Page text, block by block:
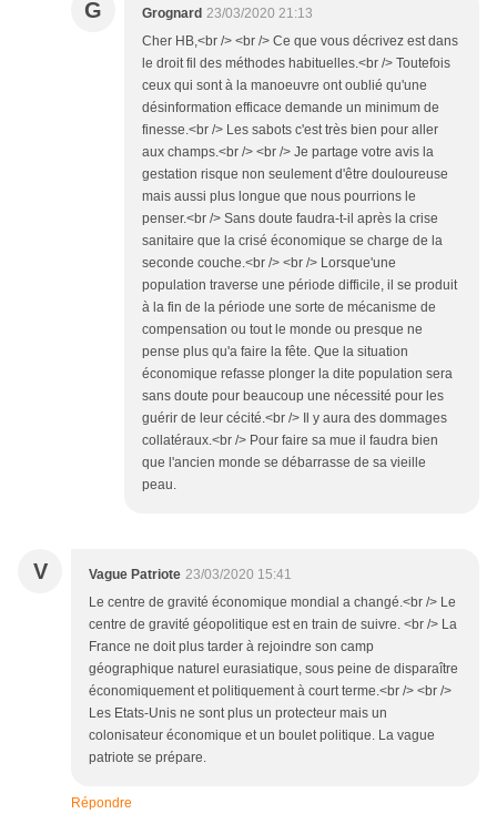
G Grognard 23/03/2020 21:13
Cher HB,<br /> <br /> Ce que vous décrivez est dans
le droit fil des méthodes habituelles.<br /> Toutefois
ceux qui sont à la manoeuvre ont oublié qu'une
désinformation efficace demande un minimum de
finesse.<br /> Les sabots c'est très bien pour aller
aux champs.<br /> <br /> Je partage votre avis la
gestation risque non seulement d'être douloureuse
mais aussi plus longue que nous pourrions le
penser.<br /> Sans doute faudra-t-il après la crise
sanitaire que la crisé économique se charge de la
seconde couche.<br /> <br /> Lorsque'une
population traverse une période difficile, il se produit
à la fin de la période une sorte de mécanisme de
compensation ou tout le monde ou presque ne
pense plus qu'a faire la fête. Que la situation
économique refasse plonger la dite population sera
sans doute pour beaucoup une nécessité pour les
guérir de leur cécité.<br /> Il y aura des dommages
collatéraux.<br /> Pour faire sa mue il faudra bien
que l'ancien monde se débarrasse de sa vieille
peau.
V Vague Patriote 23/03/2020 15:41
Le centre de gravité économique mondial a changé.<br /> Le
centre de gravité géopolitique est en train de suivre. <br /> La
France ne doit plus tarder à rejoindre son camp
géographique naturel eurasiatique, sous peine de disparaître
économiquement et politiquement à court terme.<br /> <br />
Les Etats-Unis ne sont plus un protecteur mais un
colonisateur économique et un boulet politique. La vague
patriote se prépare.
Répondre